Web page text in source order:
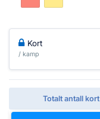
Kort
/ kamp
Totalt antall kort